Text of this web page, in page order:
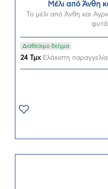
Μέλι από Άνθη
Το μέλι από Άνθη και
φυτά
Διαθέσιμο δείγμα
24 ΤμχΕλάχιστη παραγγελία